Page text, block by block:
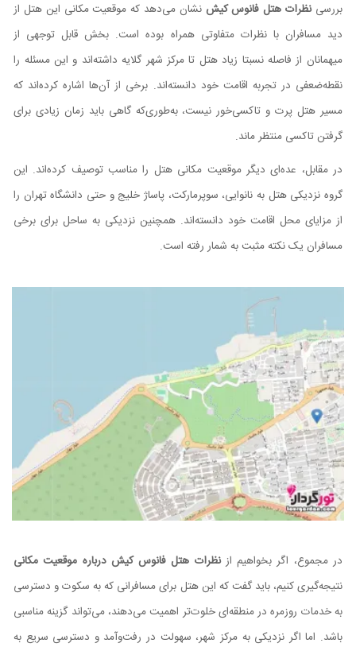
بررسینظرات هتل فانوس کیش نشان می‌دهد که موقعیت مکانی این هتل از
دید مسافران با نظرات متفاوتی همراه بوده است. بخش قابل توجهی از
میهمانان از فاصله نسبتا زیاد هتل تا مرکز شهر گلایه داشته‌اند و این مسئله را
نقطه‌ضعفی در تجربه اقامت خود دانسته‌اند. برخی از آن‌ها اشاره کرده‌اند که
مسیر هتل پرت و تاکسی‌خور نیست، به‌طوری‌که گاهی باید زمان زیادی برای
گرفتن تاکسی منتظر ماند.
در مقابل، عده‌ای دیگر موقعیت مکانی هتل را مناسب توصیف کرده‌اند. این
گروه نزدیکی هتل به نانوایی، سوپرمارکت، پاساژ خلیج و حتی دانشگاه تهران را
از مزایای محل اقامت خود دانسته‌اند. همچنین نزدیکی به ساحل برای برخی
مسافران یک نکته مثبت به شمار رفته است.
در مجموع، اگر بخواهیم ازنظرات هتل فانوس کیش درباره موقعیت مکانی
نتیجه‌گیری کنیم، باید گفت که این هتل برای مسافرانی که به سکوت و دسترسی
به خدمات روزمره در منطقه‌ای خلوت‌تر اهمیت می‌دهند، می‌تواند گزینه مناسبی
باشد. اما اگر نزدیکی به مرکز شهر، سهولت در رفت‌وآمد و دسترسی سریع به